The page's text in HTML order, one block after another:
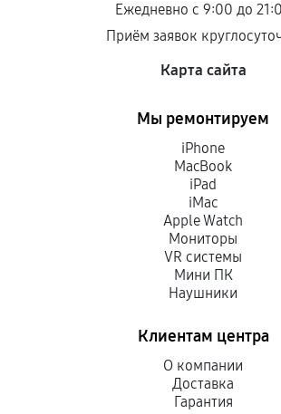
Ежедневно с 9:00 до
Приём заявок
Карта сайта
Мы ремонтируем
iPhone
MacBook
iPad
iMac
Apple Watch
Мониторы
VR системы
Мини ПК
Наушники
Клиентам центра
О компании
Доставка
Гарантия